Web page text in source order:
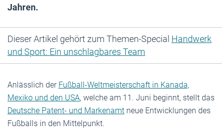
Jahren.
Dieser Artikel gehört zum Themen-Special Handwerk
und Sport: Ein unschlagbares Team
Anlässlich der Fußball-Weltmeisterschaft in Kanada,
Mexiko und den USA, welche am 11. Juni beginnt, stellt das
Deutsche Patent- und Markenamt neue Entwicklungen des
Fußballs in den Mittelpunkt.